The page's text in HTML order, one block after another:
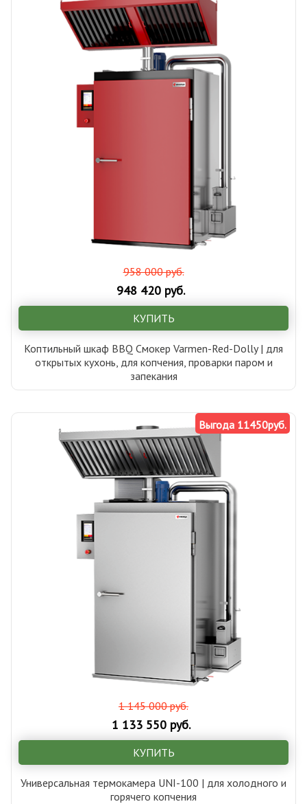
948 420 руб.
958 000 руб.
КУПИТЬ
Коптильный шкаф BBQ Смокер Varmen-Red-Dolly | для
открытых кухонь, для копчения, проварки паром и
запекания
Выгода 11450руб.
1 133 550 руб.
1 145 000 руб.
КУПИТЬ
Универсальная термокамера UNI-100 | для холодного и
горячего копчения